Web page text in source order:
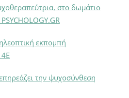
στο δωμάτιο
εκπομπή
την ψυχοσύνθεση